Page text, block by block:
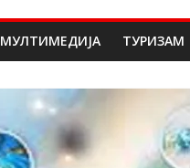
МУЛТИМЕДИЈА ТУРИЗАМ